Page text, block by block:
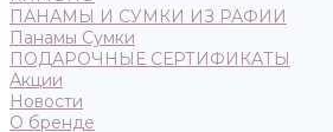
ПАНАМЫ И СУМКИ ИЗ РАФИИ
Панамы Сумки
ПОДАРОЧНЫЕ СЕРТИФИКАТЫ
Акции
Новости
О бренде